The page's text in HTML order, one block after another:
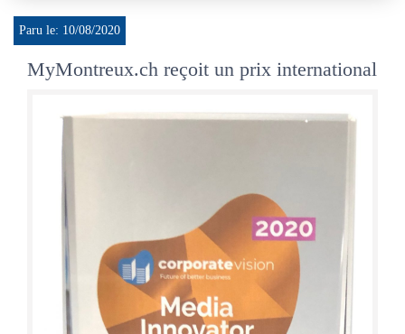
Paru le: 10/08/2020
MyMontreux.ch reçoit un prix international